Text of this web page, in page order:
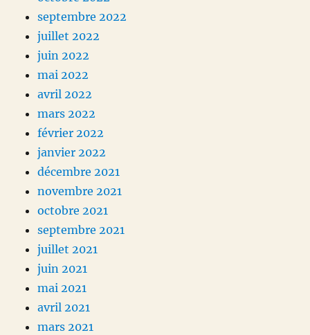
septembre 2022
juillet 2022
juin 2022
mai 2022
avril 2022
mars 2022
février 2022
janvier 2022
décembre 2021
novembre 2021
octobre 2021
septembre 2021
juillet 2021
juin 2021
mai 2021
avril 2021
mars 2021